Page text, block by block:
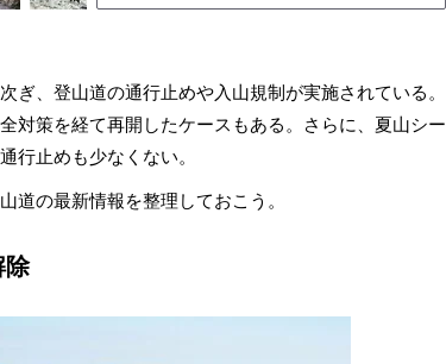
、登山道の通行止めや入山規制が実施されている。
対策を経て再開したケースもある。さらに、夏山シー
行止めも少なくない。
の最新情報を整理しておこう。
除